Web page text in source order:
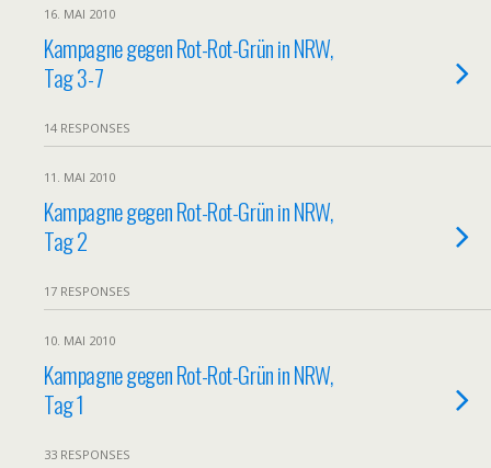
16. MAI 2010
Kampagne gegen Rot-Rot-Grün in NRW,
Tag 3-7
14 RESPONSES
11. MAI 2010
Kampagne gegen Rot-Rot-Grün in NRW,
Tag 2
17 RESPONSES
10. MAI 2010
Kampagne gegen Rot-Rot-Grün in NRW,
Tag 1
33 RESPONSES